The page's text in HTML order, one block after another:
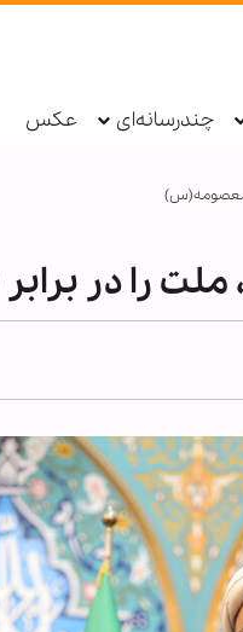
چندرسانه‌ای عکس
را در برابر